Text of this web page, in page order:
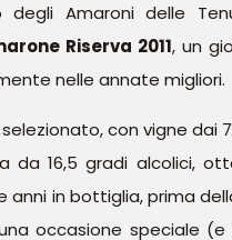
degli Amaroni delle
Riserva 2011, un
nelle annate migliori.
con vigne dai
da 16,5 gradi alcolici,
anni in bottiglia, prima
occasione speciale (e